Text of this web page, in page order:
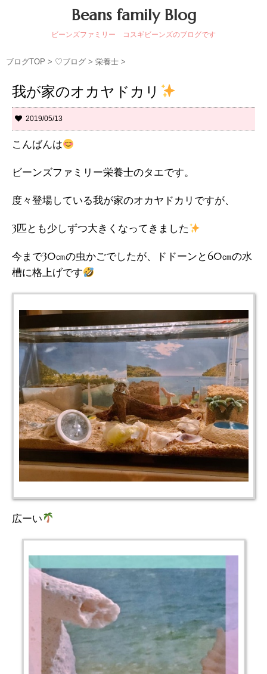
Beans family Blog
ビーンズファミリー コスギビーンズのブログです
ブログTOP > ♡ブログ > 栄養士 >
我が家のオカヤドカリ
2019/05/13
こんばんは
ビーンズファミリー栄養士のタエです。
度々登場している我が家のオカヤドカリですが、
3匹とも少しずつ大きくなってきました
今まで30㎝の虫かごでしたが、ドドーンと60㎝の水
槽に格上げです
広ーい